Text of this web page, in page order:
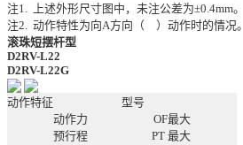
注1.
上述外形尺寸图中，未注公差为±0.4mm。
注2. 动作特性为向A方向（
）动作时的情况。
滚珠短摆杆型
D2RV-L22
D2RV-L22G
动作特征 型号
动作力
OF最大
预行程
PT 最大